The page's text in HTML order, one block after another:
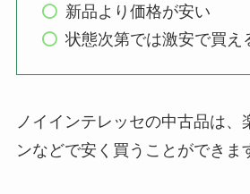
新品より価格が安い
状態次第では激安で買え
ノイインテレッセの中古品は、
ンなどで安く買うことができま